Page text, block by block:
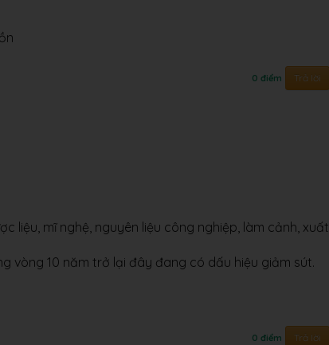
0 điểm Trả lời
liệu, mĩ nghệ, nguyên liệu công nghiệp, làm cảnh, xuất
vòng 10 năm trở lại đây đang có dấu hiệu giảm sút.
0 điểm Trả lời